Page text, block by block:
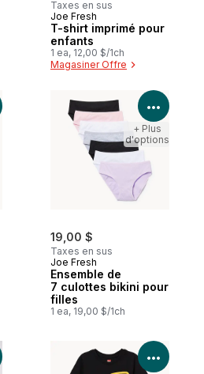
Taxes en sus
Nouveau
Joe Fresh
T-shirt imprimé pour
enfants
1 ea, 12,00 $/1ch
Magasiner Offre
Voir les détails du produit
19,00 $
Taxes en sus
Joe Fresh
Ensemble de
7 culottes bikini pour
filles
1 ea, 19,00 $/1ch
Voir
+ Plus
d'options
Voir les détails du produit Voir